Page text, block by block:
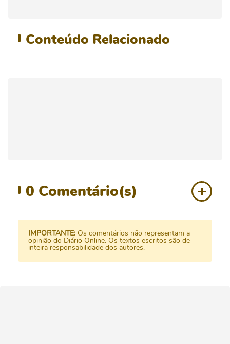
Conteúdo Relacionado
0 Comentário(s)
IMPORTANTE: Os comentários não representam a
opinião do Diário Online. Os textos escritos são de
inteira responsabilidade dos autores.